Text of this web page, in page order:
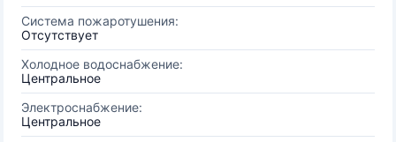
Система пожаротушения:
Отсутствует
Холодное водоснабжение:
Центральное
Электроснабжение:
Центральное